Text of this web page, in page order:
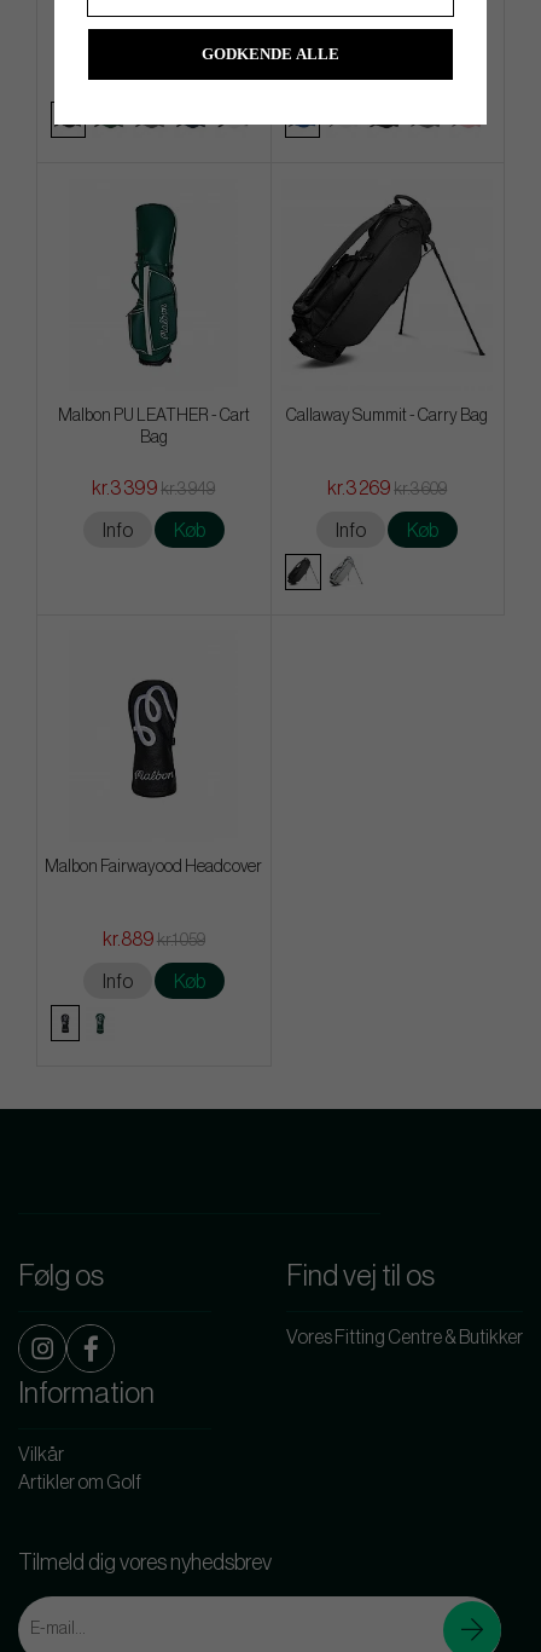
Info Køb Info Køb
Malbon PU LEATHER - Cart
Bag
kr.3 399 kr.3 949
Info Køb
Callaway Summit - Carry Bag
kr.3 269 kr.3 609
Info Køb
Malbon Fairwayood Headcover
kr.889 kr.1 059
Info Køb
Følg os Find vej til os
Vores Fitting Centre & Butikker
Information
Vilkår
Artikler om Golf
Tilmeld dig vores nyhedsbrev
GODKENDE ALLE